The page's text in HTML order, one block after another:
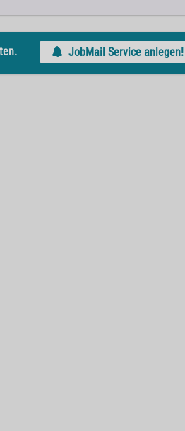
JobMail Service anlegen!